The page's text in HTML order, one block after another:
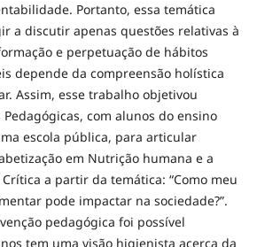
Portanto, essa temática
a discutir apenas questões relativas à
e perpetuação de hábitos
depende da compreensão holística
Assim, esse trabalho objetivou
com alunos do ensino
escola pública, para articular
em Nutrição humana e a
a partir da temática: “Como meu
pode impactar na sociedade?”.
pedagógica foi possível
tem uma visão higienista acerca da